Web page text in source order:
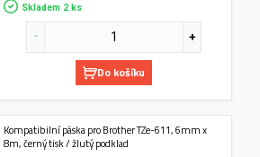
Skladem 2 ks
Do košíku
Kompatibilní páska pro Brother TZe-611, 6mm x
8m, černý tisk / žlutý podklad